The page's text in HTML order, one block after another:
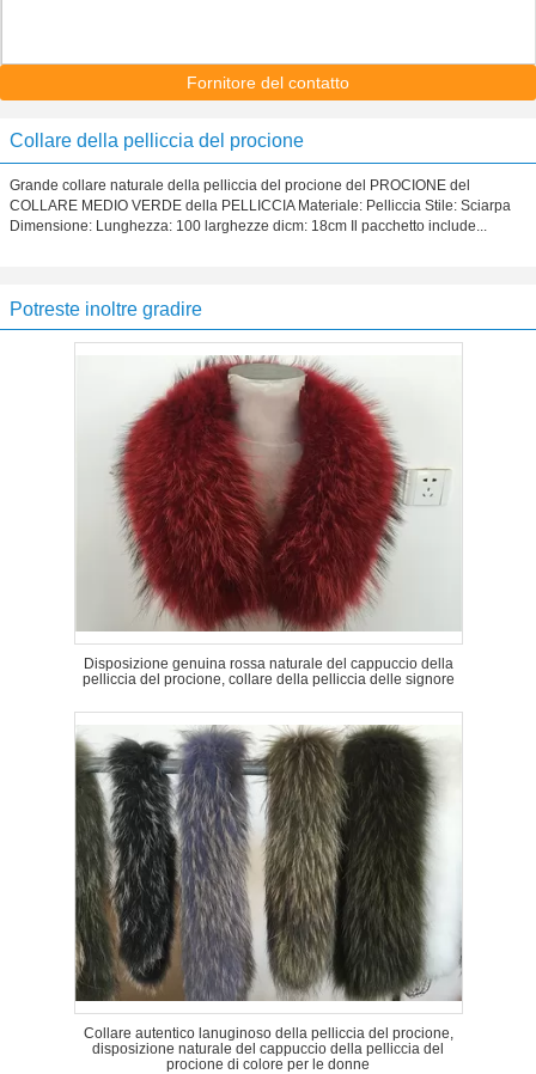
Fornitore del contatto
Collare della pelliccia del procione
Grande collare naturale della pelliccia del procione del PROCIONE del
COLLARE MEDIO VERDE della PELLICCIA Materiale: Pelliccia Stile: Sciarpa
Dimensione: Lunghezza: 100 larghezze dicm: 18cm Il pacchetto include...
Potreste inoltre gradire
Disposizione genuina rossa naturale del cappuccio della
pelliccia del procione, collare della pelliccia delle signore
Collare autentico lanuginoso della pelliccia del procione,
disposizione naturale del cappuccio della pelliccia del
procione di colore per le donne